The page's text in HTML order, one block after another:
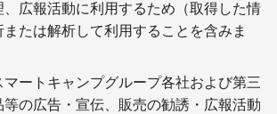
、広報活動に利用するため（取得した情
または解析して利用することを含みま
マートキャンプグループ各社および第三
等の広告・宣伝、販売の勧誘・広報活動